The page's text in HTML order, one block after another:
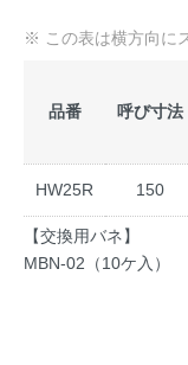
品番 呼び寸法
HW25R 150
【交換用バネ】
MBN-02（10ケ入）